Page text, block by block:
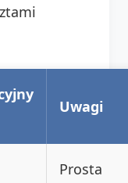
Uwagi
Prosta